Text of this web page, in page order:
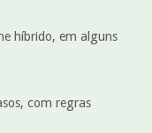
híbrido, em alguns
com regras